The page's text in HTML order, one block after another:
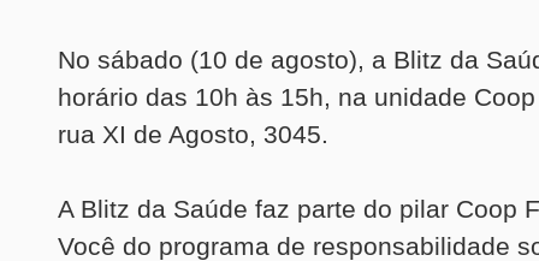
No sábado (10 de agosto), a Blitz da
horário das 10h às 15h, na unidade
rua XI de Agosto, 3045.
A Blitz da Saúde faz parte do pilar Coop
Você do programa de responsabilidade